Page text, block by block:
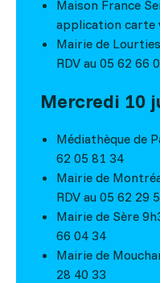
Maison France
application carte
Mairie de
RDV au 05 62 66
Mercredi 10
Médiathèque de
62 05 81 34
Mairie de
RDV au 05 62 29
Mairie de Sère
66 04 34
Mairie de
28 40 33